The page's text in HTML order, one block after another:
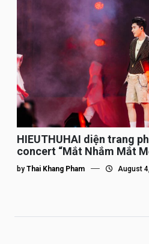
HIEUTHUHAI diện trang
concert “Mắt Nhắm Mắt
by Thai Khang Pham August